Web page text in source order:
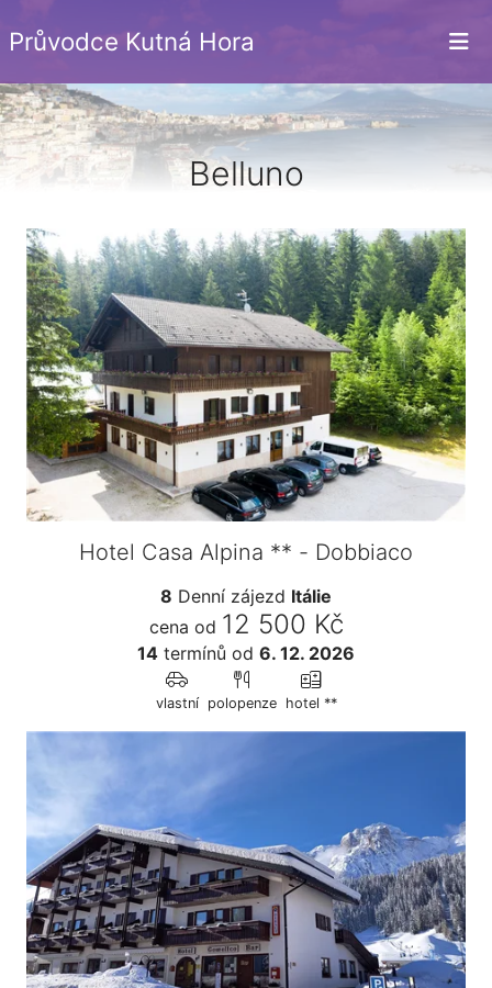
Průvodce Kutná Hora
Belluno
Hotel Casa Alpina ** - Dobbiaco
8 Denní zájezd Itálie
cena od 12 500 Kč
14 termínů od 6. 12. 2026
vlastní polopenze hotel **